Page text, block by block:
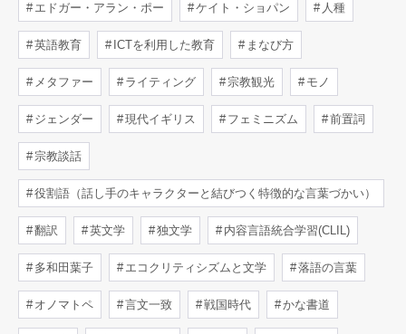
エドガー・アラン・ポー ケイト・ショパン 人種
英語教育 ICTを利用した教育 まなび方
メタファー ライティング 宗教観光 モノ
ジェンダー 現代イギリス フェミニズム 前置詞
宗教談話
役割語（話し手のキャラクターと結びつく特徴的な言葉づかい）
翻訳 英文学 独文学 内容言語統合学習(CLIL)
多和田葉子 エコクリティシズムと文学 落語の言葉
オノマトペ 言文一致 戦国時代 かな書道